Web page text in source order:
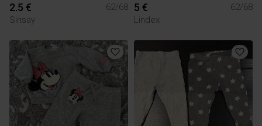
2.5 €
62/68
Sinsay
5 €
62/68
Lindex